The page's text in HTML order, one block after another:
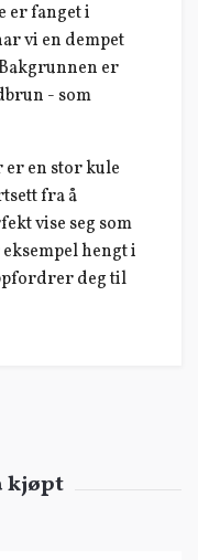
er fanget i
vi en dempet
er
- som
en stor kule
fra å
vise seg som
hengt i
deg til